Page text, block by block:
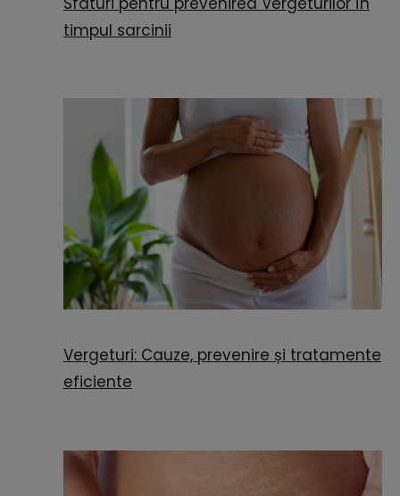
timpul sarcinii
Vergeturi: Cauze, prevenire și tratamente
eficiente